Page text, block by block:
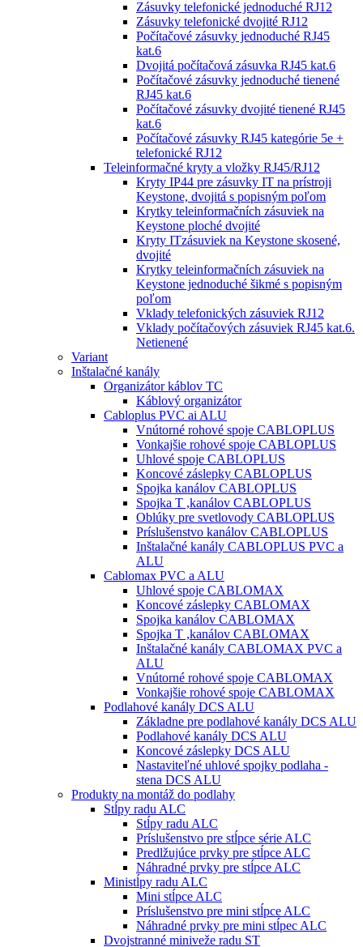
Zásuvky telefonické jednoduché RJ12
Zásuvky telefonické dvojité RJ12
Počítačové zásuvky jednoduché RJ45
kat.6
Dvojitá počítačová zásuvka RJ45 kat.6
Počítačové zásuvky jednoduché tienené
RJ45 kat.6
Počítačové zásuvky dvojité tienené RJ45
kat.6
Počítačové zásuvky RJ45 kategórie 5e +
telefonické RJ12
Teleinformačné kryty a vložky RJ45/RJ12
Kryty IP44 pre zásuvky IT na prístroji
Keystone, dvojitá s popisným poľom
Krytky teleinformačních zásuviek na
Keystone ploché dvojité
Kryty ITzásuviek na Keystone skosené,
dvojité
Krytky teleinformačních zásuviek na
Keystone jednoduché šikmé s popisným
poľom
Vklady telefonických zásuviek RJ12
Vklady počítačových zásuviek RJ45 kat.6.
Netienené
Variant
Inštalačné kanály
Organizátor káblov TC
Káblový organizátor
Cabloplus PVC ai ALU
Vnútorné rohové spoje CABLOPLUS
Vonkajšie rohové spoje CABLOPLUS
Uhlové spoje CABLOPLUS
Koncové záslepky CABLOPLUS
Spojka kanálov CABLOPLUS
Spojka T ,kanálov CABLOPLUS
Oblúky pre svetlovody CABLOPLUS
Príslušenstvo kanálov CABLOPLUS
Inštalačné kanály CABLOPLUS PVC a
ALU
Cablomax PVC a ALU
Uhlové spoje CABLOMAX
Koncové záslepky CABLOMAX
Spojka kanálov CABLOMAX
Spojka T ,kanálov CABLOMAX
Inštalačné kanály CABLOMAX PVC a
ALU
Vnútorné rohové spoje CABLOMAX
Vonkajšie rohové spoje CABLOMAX
Podlahové kanály DCS ALU
Základne pre podlahové kanály DCS ALU
Podlahové kanály DCS ALU
Koncové záslepky DCS ALU
Nastaviteľné uhlové spojky podlaha -
stena DCS ALU
Produkty na montáž do podlahy
Stĺpy radu ALC
Stĺpy radu ALC
Príslušenstvo pre stĺpce série ALC
Predlžujúce prvky pre stĺpce ALC
Náhradné prvky pre stĺpce ALC
Ministĺpy radu ALC
Mini stĺpce ALC
Príslušenstvo pre mini stĺpce ALC
Náhradné prvky pre mini stĺpec ALC
Dvojstranné miniveže radu ST